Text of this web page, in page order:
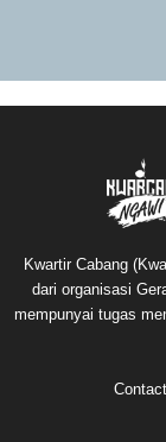
Kwartir Cabang
dari organisasi
mempunyai tugas